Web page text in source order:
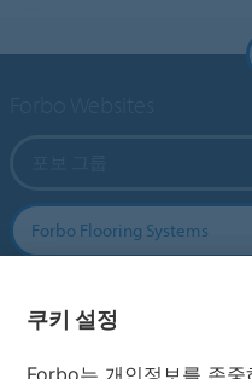
Forbo Flooring Systems
쿠키 설정
Forbo는 개인정보를 존